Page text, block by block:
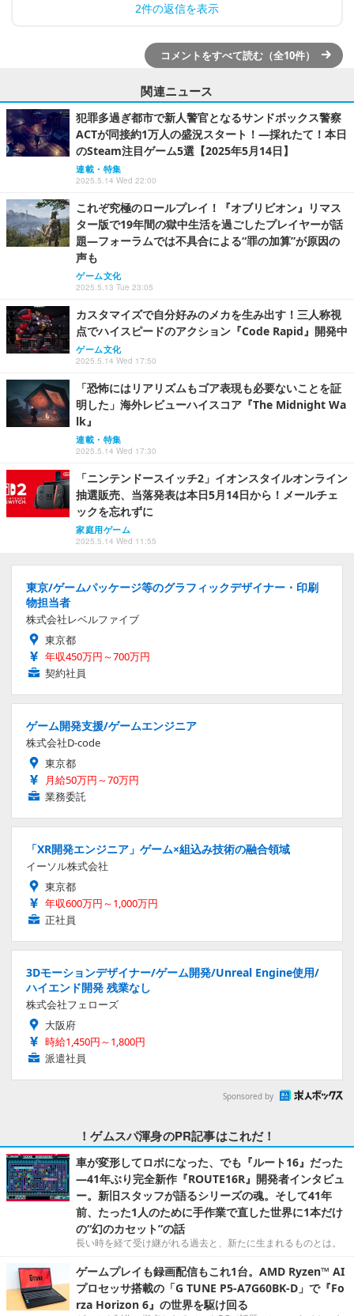
2件の返信を表示
コメントをすべて読む（全10件）
関連ニュース
犯罪多過ぎ都市で新人警官となるサンドボックス警察
ACTが同接約1万人の盛況スタート！―採れたて！本日
のSteam注目ゲーム5選【2025年5月14日】
連載・特集
2025.5.14 Wed 22:00
これぞ究極のロールプレイ！『オブリビオン』リマス
ター版で19年間の獄中生活を過ごしたプレイヤーが話
題―フォーラムでは不具合による“罪の加算”が原因の
声も
ゲーム文化
2025.5.13 Tue 23:05
カスタマイズで自分好みのメカを生み出す！三人称視
点でハイスピードのアクション『Code Rapid』開発中
ゲーム文化
2025.5.14 Wed 17:50
「恐怖にはリアリズムもゴア表現も必要ないことを証
明した」海外レビューハイスコア『The Midnight Wa
lk』
連載・特集
2025.5.14 Wed 17:30
「ニンテンドースイッチ2」イオンスタイルオンライン
抽選販売、当落発表は本日5月14日から！メールチェ
ックを忘れずに
家庭用ゲーム
2025.5.14 Wed 11:55
東京/ゲームパッケージ等のグラフィックデザイナー・印刷
物担当者
株式会社レベルファイブ
東京都
年収450万円～700万円
契約社員
ゲーム開発支援/ゲームエンジニア
株式会社D-code
東京都
月給50万円～70万円
業務委託
「XR開発エンジニア」ゲーム×組込み技術の融合領域
イーソル株式会社
東京都
年収600万円～1,000万円
正社員
3Dモーションデザイナー/ゲーム開発/Unreal Engine使用/
ハイエンド開発 残業なし
株式会社フェローズ
大阪府
時給1,450円～1,800円
派遣社員
Sponsored by
！ゲムスパ渾身のPR記事はこれだ！
車が変形してロボになった、でも『ルート16』だった
―41年ぶり完全新作『ROUTE16R』開発者インタビュ
ー。新旧スタッフが語るシリーズの魂。そして41年
前、たった1人のために手作業で直した世界に1本だけ
の“幻のカセット”の話
長い時を経て受け継がれる過去と、新たに生まれるものとは。
ゲームプレイも録画配信もこれ1台。AMD Ryzen™ AI
プロセッサ搭載の「G TUNE P5-A7G60BK-D」で『Fo
rza Horizon 6』の世界を駆け回る